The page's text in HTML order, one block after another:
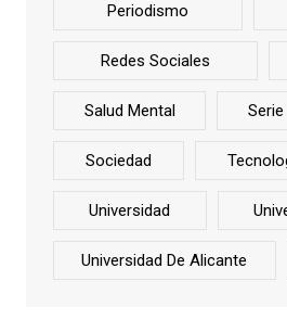
Periodismo
Redes Sociales
Salud Mental Serie
Sociedad
Universidad
Universidad De Alicante